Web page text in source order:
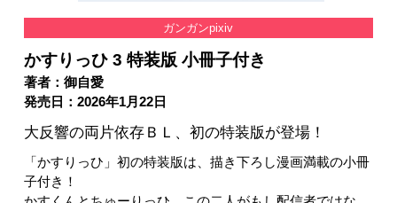
ガンガンpixiv
かすりっひ 3 特装版 小冊子付き
著者：御自愛
発売日：2026年1月22日
大反響の両片依存ＢＬ、初の特装版が登場！
「かすりっひ」初の特装版は、描き下ろし漫画満載の小冊
子付き！